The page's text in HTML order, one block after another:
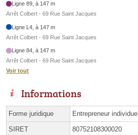
Ligne 89, à 147 m
Arrêt Colbert - 69 Rue Saint Jacques
Ligne L4, à 147 m
Arrêt Colbert - 69 Rue Saint Jacques
Ligne 84, à 147 m
Arrêt Colbert - 69 Rue Saint Jacques
Voir tout
Informations
Forme juridique Entrepreneur individuel
SIRET 80752108300020